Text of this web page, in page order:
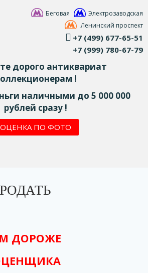
Беговая
Электрозаводская
Ленинский проспект
+7 (499) 677-65-51
+7 (999) 780-67-79
дорого антиквариат
!
наличными до 5 000 000
рублей сразу !
ОЦЕНКА ПО ФОТО
ДОРОЖЕ